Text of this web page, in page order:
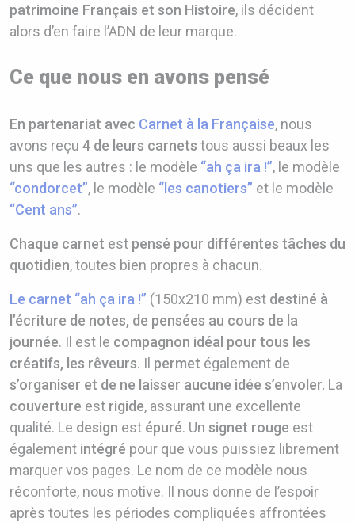
patrimoine Français et son Histoire, ils décident
alors d’en faire l’ADN de leur marque.
Ce que nous en avons pensé
En partenariat avec Carnet à la Française, nous
avons reçu 4 de leurs carnets tous aussi beaux les
uns que les autres : le modèle “ah ça ira !”, le modèle
“condorcet”, le modèle “les canotiers” et le modèle
“Cent ans”.
Chaque carnet est pensé pour différentes tâches du
quotidien, toutes bien propres à chacun.
Le carnet “ah ça ira !” (150x210 mm) est destiné à
l’écriture de notes, de pensées au cours de la
journée. Il est le compagnon idéal pour tous les
créatifs, les rêveurs. Il permet également de
s’organiser et de ne laisser aucune idée s’envoler. La
couverture est rigide, assurant une excellente
qualité. Le design est épuré. Un signet rouge est
également intégré pour que vous puissiez librement
marquer vos pages. Le nom de ce modèle nous
réconforte, nous motive. Il nous donne de l’espoir
après toutes les périodes compliquées affrontées